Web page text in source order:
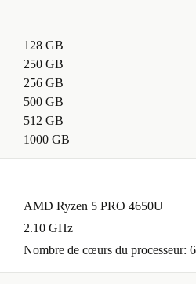
128 GB
250 GB
256 GB
500 GB
512 GB
1000 GB
AMD Ryzen 5 PRO 4650U
2.10 GHz
Nombre de cœurs du processeur: 6